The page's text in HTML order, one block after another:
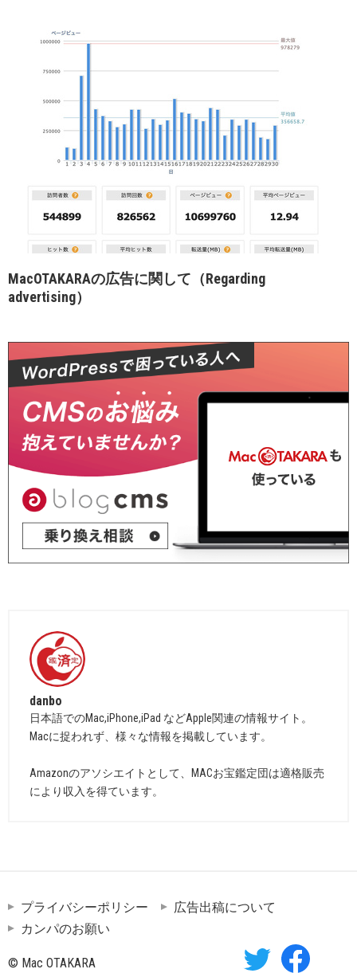
MacOTAKARAの広告に関して（Regarding
advertising）
danbo
日本語でのMac,iPhone,iPad などApple関連の情報サイト。
Macに捉われず、様々な情報を掲載しています。
Amazonのアソシエイトとして、MACお宝鑑定団は適格販売
により収入を得ています。
プライバシーポリシー
広告出稿について
カンパのお願い
© Mac OTAKARA